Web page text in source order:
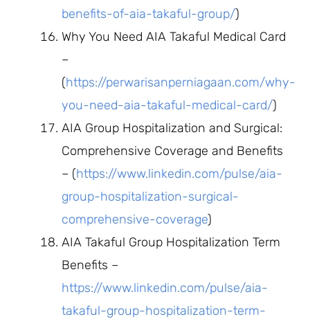
benefits-of-aia-takaful-group/)
Why You Need AIA Takaful Medical Card
–
(https://perwarisanperniagaan.com/why-
you-need-aia-takaful-medical-card/)
AIA Group Hospitalization and Surgical:
Comprehensive Coverage and Benefits
– (https://www.linkedin.com/pulse/aia-
group-hospitalization-surgical-
comprehensive-coverage)
AIA Takaful Group Hospitalization Term
Benefits –
https://www.linkedin.com/pulse/aia-
takaful-group-hospitalization-term-